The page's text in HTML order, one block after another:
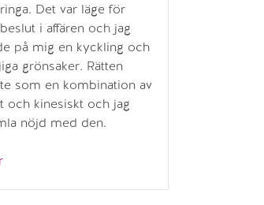
Det var läge för
i affären och jag
på mig en kyckling och
grönsaker. Rätten
som en kombination av
och kinesiskt och jag
nöjd med den.
”Helstekt